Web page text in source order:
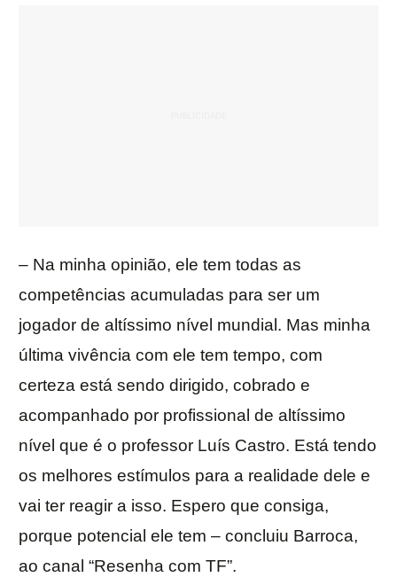
– Na minha opinião, ele tem todas as
competências acumuladas para ser um
jogador de altíssimo nível mundial. Mas minha
última vivência com ele tem tempo, com
certeza está sendo dirigido, cobrado e
acompanhado por profissional de altíssimo
nível que é o professor Luís Castro. Está tendo
os melhores estímulos para a realidade dele e
vai ter reagir a isso. Espero que consiga,
porque potencial ele tem – concluiu Barroca,
ao canal “Resenha com TF”.